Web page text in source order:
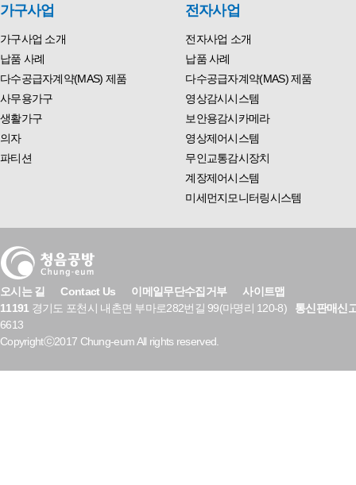
가구사업
가구사업 소개
납품 사례
다수공급자계약(MAS) 제품
사무용가구
생활가구
의자
파티션
전자사업
전자사업 소개
납품 사례
다수공급자계약(MAS) 제품
영상감시시스템
보안용감시카메라
영상제어시스템
무인교통감시장치
계장제어시스템
미세먼지모니터링시스템
오시는 길 Contact Us 이메일무단수집거부
사이트맵
11191 경기도 포천시 내촌면 부마로282번길 99(마명리 120-8)
통신판매신
6613
Copyrightⓒ2017 Chung-eum All rights reserved.